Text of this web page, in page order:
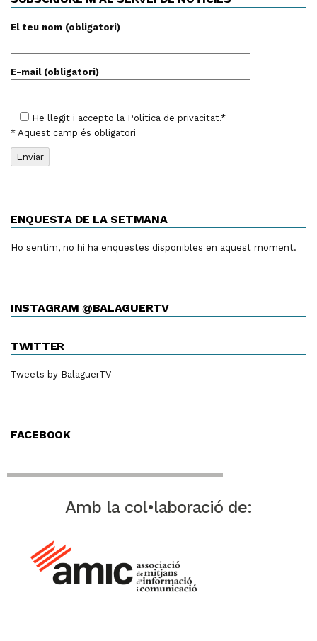
El teu nom (obligatori)
E-mail (obligatori)
He llegit i accepto la Política de privacitat.*
* Aquest camp és obligatori
ENQUESTA DE LA SETMANA
Ho sentim, no hi ha enquestes disponibles en aquest moment.
INSTAGRAM @BALAGUERTV
TWITTER
Tweets by BalaguerTV
FACEBOOK
Amb la col•laboració de: